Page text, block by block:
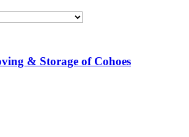
& Storage of Cohoes